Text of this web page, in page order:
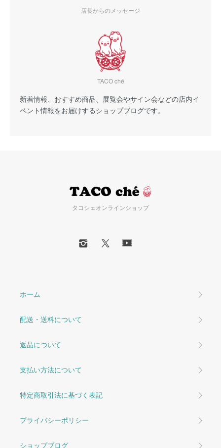
店長からのメッセージ
TACO ché
新着情報、おすすめ商品、展覧会やサイン会などの店内イ
ベント情報をお届けするショップブログです。
タコシェオンラインショップ
ホーム
配送・送料について
返品について
支払い方法について
特定商取引法に基づく表記
プライバシーポリシー
ショップブログ